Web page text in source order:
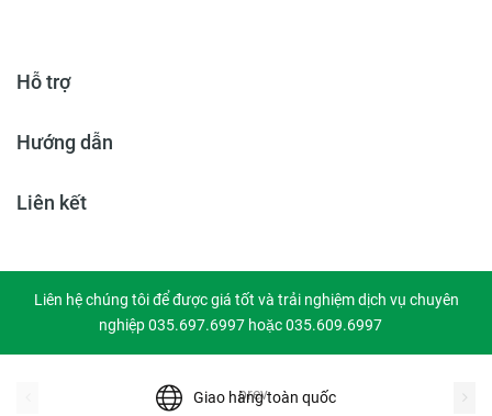
Hỗ trợ
Hướng dẫn
Liên kết
Liên hệ chúng tôi để được giá tốt và trải nghiệm dịch vụ chuyên
nghiệp 035.697.6997 hoặc 035.609.6997
Giao hàng toàn quốc
prev